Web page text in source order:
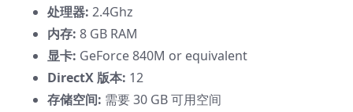
处理器: 2.4Ghz
内存: 8 GB RAM
显卡: GeForce 840M or equivalent
DirectX 版本: 12
存储空间: 需要 30 GB 可用空间